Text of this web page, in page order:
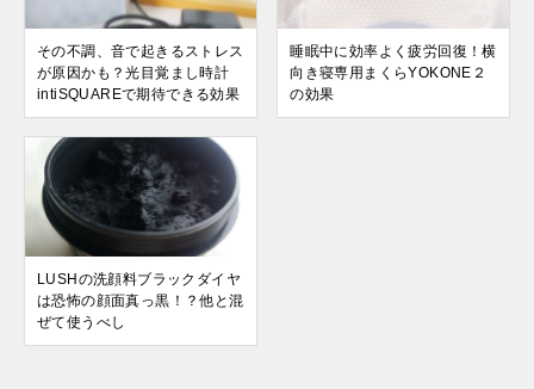
その不調、音で起きるストレス
が原因かも？光目覚まし時計
intiSQUAREで期待できる効果
睡眠中に効率よく疲労回復！横
向き寝専用まくらYOKONE２
の効果
LUSHの洗顔料ブラックダイヤ
は恐怖の顔面真っ黒！？他と混
ぜて使うべし